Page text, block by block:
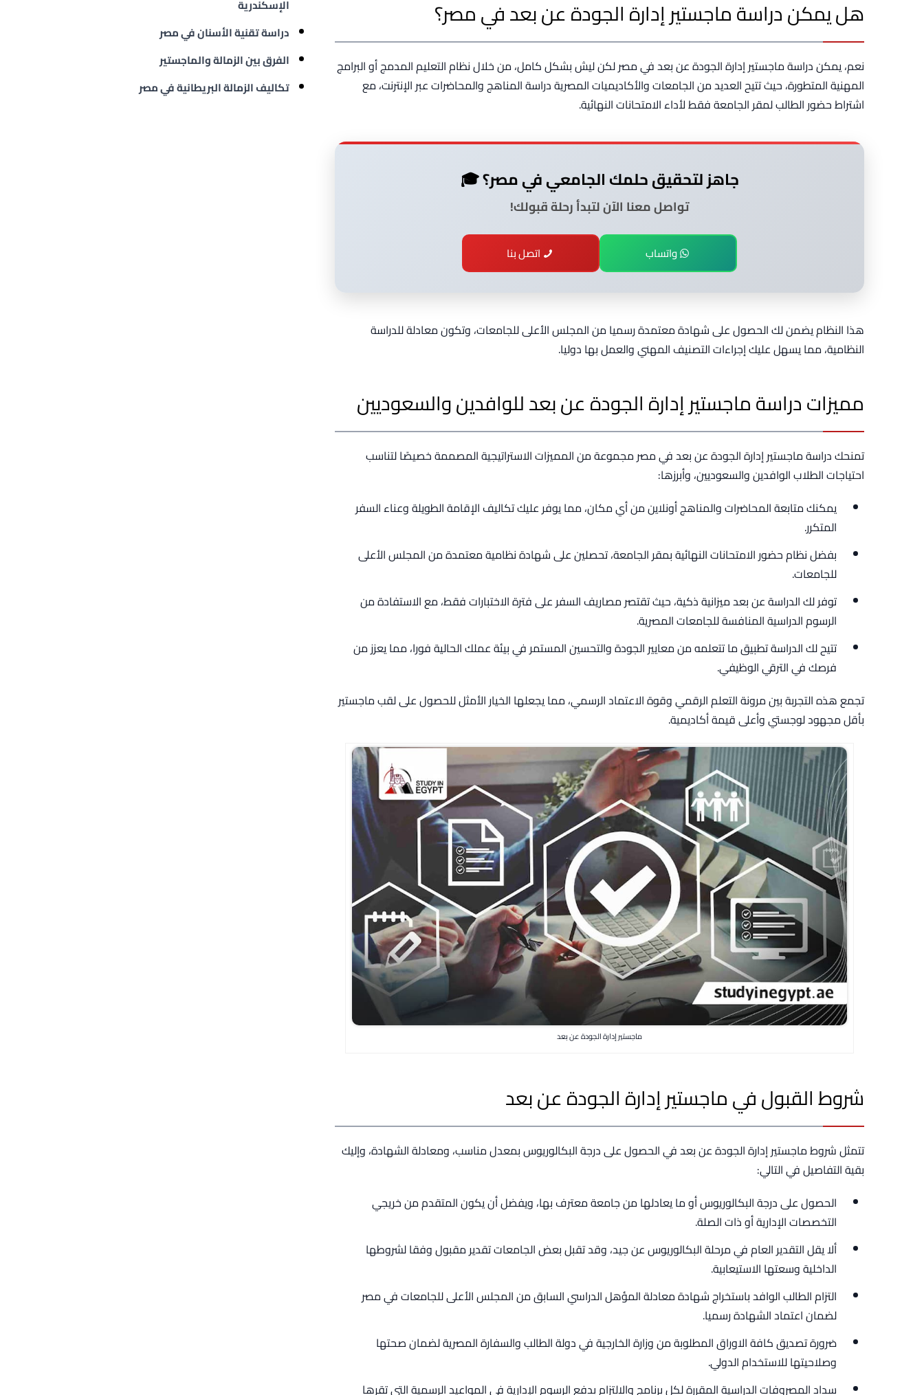
هل يمكن دراسة ماجستير إدارة الجودة عن بعد في مصر؟
نعم، يمكن دراسة ماجستير إدارة الجودة عن بعد في مصر لكن ليش بشكل كامل، من خلال نظام التعليم المدمج أو البرامج
المهنية المتطورة، حيث تتيح العديد من الجامعات والأكاديميات المصرية دراسة المناهج والمحاضرات عبر الإنترنت، مع
اشتراط حضور الطالب لمقر الجامعة فقط لأداء الامتحانات النهائية.
جاهز لتحقيق حلمك الجامعي في مصر؟ 🎓
تواصل معنا الآن لتبدأ رحلة قبولك!
واتساب اتصل بنا
هذا النظام يضمن لك الحصول على شهادة معتمدة رسميا من المجلس الأعلى للجامعات، وتكون معادلة للدراسة
النظامية، مما يسهل عليك إجراءات التصنيف المهني والعمل بها دوليا.
مميزات دراسة ماجستير إدارة الجودة عن بعد للوافدين والسعوديين
تمنحك دراسة ماجستير إدارة الجودة عن بعد في مصر مجموعة من المميزات الاستراتيجية المصممة خصيصًا لتناسب
احتياجات الطلاب الوافدين والسعوديين، وأبرزها:
يمكنك متابعة المحاضرات والمناهج أونلاين من أي مكان، مما يوفر عليك تكاليف الإقامة الطويلة وعناء السفر
المتكرر.
بفضل نظام حضور الامتحانات النهائية بمقر الجامعة، تحصلين على شهادة نظامية معتمدة من المجلس الأعلى
للجامعات.
توفر لك الدراسة عن بعد ميزانية ذكية، حيث تقتصر مصاريف السفر على فترة الاختبارات فقط، مع الاستفادة من
الرسوم الدراسية المنافسة للجامعات المصرية.
تتيح لك الدراسة تطبيق ما تتعلمه من معايير الجودة والتحسين المستمر في بيئة عملك الحالية فورا، مما يعزز من
فرصك في الترقي الوظيفي.
تجمع هذه التجربة بين مرونة التعلم الرقمي وقوة الاعتماد الرسمي، مما يجعلها الخيار الأمثل للحصول على لقب ماجستير
بأقل مجهود لوجستي وأعلى قيمة أكاديمية.
ماجستير إدارة الجودة عن بعد
شروط القبول في ماجستير إدارة الجودة عن بعد
تتمثل شروط ماجستير إدارة الجودة عن بعد في الحصول على درجة البكالوريوس بمعدل مناسب، ومعادلة الشهادة، وإليك
بقية التفاصيل في التالي:
الحصول على درجة البكالوريوس أو ما يعادلها من جامعة معترف بها، ويفضل أن يكون المتقدم من خريجي
التخصصات الإدارية أو ذات الصلة.
ألا يقل التقدير العام في مرحلة البكالوريوس عن جيد، وقد تقبل بعض الجامعات تقدير مقبول وفقا لشروطها
الداخلية وسعتها الاستيعابية.
التزام الطالب الوافد باستخراج شهادة معادلة المؤهل الدراسي السابق من المجلس الأعلى للجامعات في مصر
لضمان اعتماد الشهادة رسميا.
ضرورة تصديق كافة الاوراق المطلوبة من وزارة الخارجية في دولة الطالب والسفارة المصرية لضمان صحتها
وصلاحيتها للاستخدام الدولي.
سداد المصروفات الدراسية المقررة لكل برنامج والالتزام بدفع الرسوم الإدارية في المواعيد الرسمية التي تقرها
الإسكندرية
دراسة تقنية الأسنان في مصر
الفرق بين الزمالة والماجستير
تكاليف الزمالة البريطانية في مصر